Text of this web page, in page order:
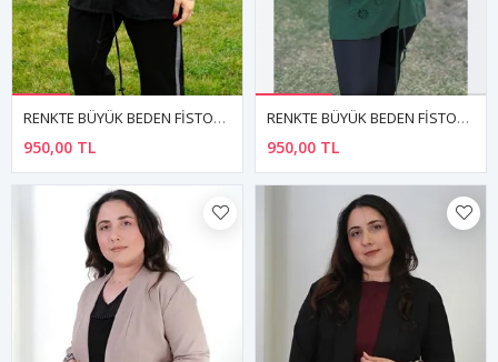
RENKTE BÜYÜK BEDEN FİSTOLU SİYAH GÖMLEK CEKET
950,00 TL
RENKTE BÜYÜK BEDEN FİSTOLU YEŞİL GÖMLEK CEKET
950,00 TL